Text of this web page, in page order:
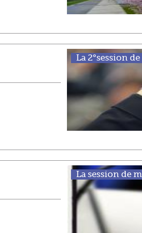
La 2°session
La session de